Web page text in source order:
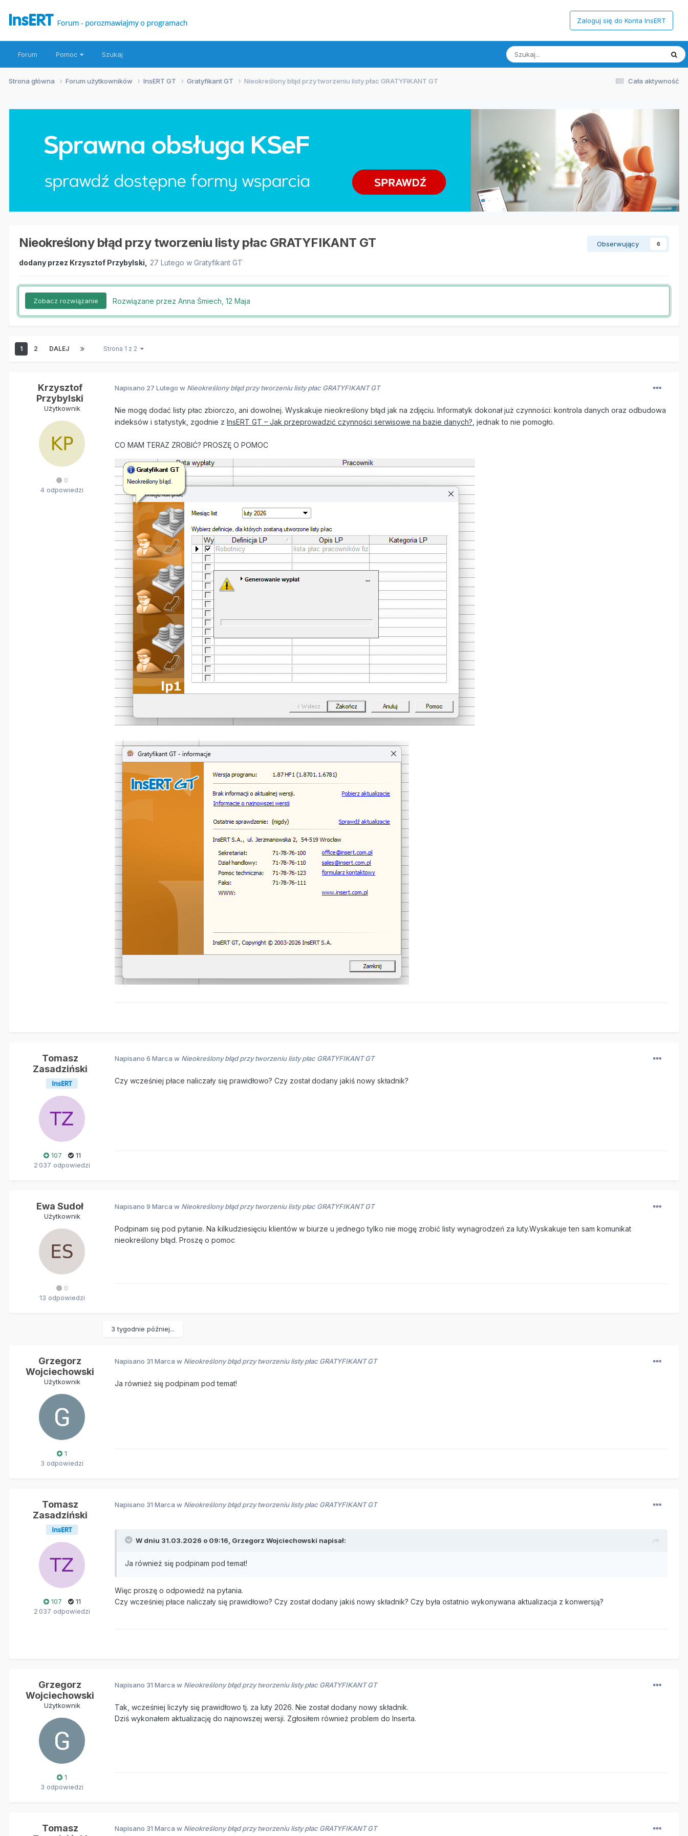
Zaloguj się do Konta InsERT
Forum Pomoc Szukaj
Cała aktywność
Strona główna Forum użytkowników InsERT GT Gratyfikant GT Nieokreślony błąd przy tworzeniu listy płac GRATYFIKANT GT
Nieokreślony błąd przy tworzeniu listy płac GRATYFIKANT GT Obserwujący 6
dodany przez Krzysztof Przybylski 27 Lutego w Gratyfikant GT
Zobacz rozwiązanie Rozwiązane przez Anna Śmiech, 12 Maja
1 2 DALEJ Strona 1 z 2
Krzysztof
Przybylski
Użytkownik
0
4 odpowiedzi
Napisano 27 Lutego w Nieokreślony błąd przy tworzeniu listy płac GRATYFIKANT GT
Nie mogę dodać listy płac zbiorczo, ani dowolnej. Wyskakuje nieokreślony błąd jak na zdjęciu. Informatyk dokonał już czynności: kontrola danych oraz odbudowa
indeksów i statystyk, zgodnie z InsERT GT – Jak przeprowadzić czynności serwisowe na bazie danych? , jednak to nie pomogło.
CO MAM TERAZ ZROBIĆ? PROSZĘ O POMOC
Tomasz
Zasadziński
107
11
2 037 odpowiedzi
Napisano 6 Marca w Nieokreślony błąd przy tworzeniu listy płac GRATYFIKANT GT
Czy wcześniej płace naliczały się prawidłowo? Czy został dodany jakiś nowy składnik?
Ewa Sudoł
Użytkownik
0
13 odpowiedzi
Napisano 9 Marca w Nieokreślony błąd przy tworzeniu listy płac GRATYFIKANT GT
Podpinam się pod pytanie. Na kilkudziesięciu klientów w biurze u jednego tylko nie mogę zrobić listy wynagrodzeń za luty.Wyskakuje ten sam komunikat
nieokreślony błąd. Proszę o pomoc
3 tygodnie później...
Grzegorz
Wojciechowski
Użytkownik
1
3 odpowiedzi
Napisano 31 Marca w Nieokreślony błąd przy tworzeniu listy płac GRATYFIKANT GT
Ja również się podpinam pod temat!
Tomasz
Zasadziński
107
11
2 037 odpowiedzi
Napisano 31 Marca w Nieokreślony błąd przy tworzeniu listy płac GRATYFIKANT GT
W dniu 31.03.2026 o 09:16, Grzegorz Wojciechowski napisał:
Ja również się podpinam pod temat!
Więc proszę o odpowiedź na pytania.
Czy wcześniej płace naliczały się prawidłowo? Czy został dodany jakiś nowy składnik? Czy była ostatnio wykonywana aktualizacja z konwersją?
Grzegorz
Wojciechowski
Użytkownik
1
3 odpowiedzi
Napisano 31 Marca w Nieokreślony błąd przy tworzeniu listy płac GRATYFIKANT GT
Tak, wcześniej liczyły się prawidłowo tj. za luty 2026. Nie został dodany nowy składnik.
Dziś wykonałem aktualizację do najnowszej wersji. Zgłosiłem również problem do Inserta.
Tomasz
Napisano 31 Marca w Nieokreślony błąd przy tworzeniu listy płac GRATYFIKANT GT